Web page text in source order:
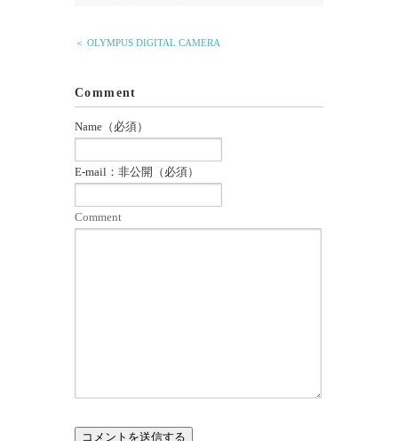
＜ OLYMPUS DIGITAL CAMERA
Comment
Name（必須）
E-mail：非公開（必須）
Comment